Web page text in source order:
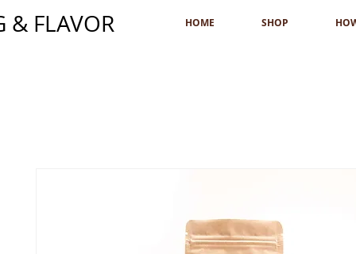
HOME SHOP
& FLAVOR